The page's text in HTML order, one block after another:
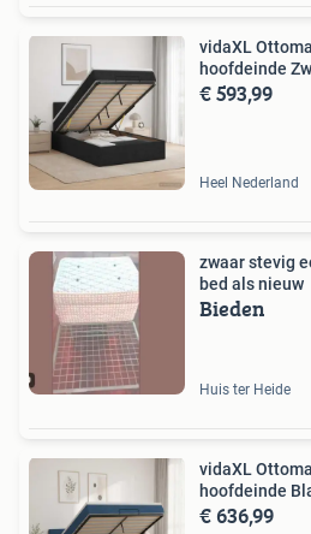
vidaXL
hoofdeinde
€ 593,99
Heel Nederland
zwaar stevig
bed als nieuw
Bieden
Huis ter Heide
vidaXL
hoofdeinde
€ 636,99